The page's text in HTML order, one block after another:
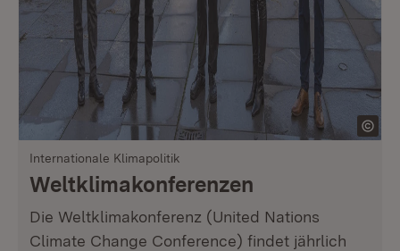
Internationale Klimapolitik
Weltklimakonferenzen
Die Weltklimakonferenz (United Nations
Climate Change Conference) findet jährlich